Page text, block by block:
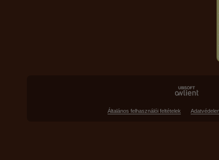
Általános felhasználói feltételek